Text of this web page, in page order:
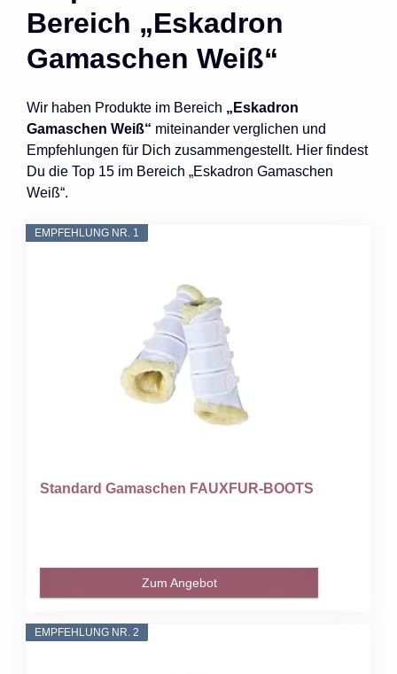
Bereich „Eskadron
Gamaschen Weiß“
Wir haben Produkte im Bereich „Eskadron
Gamaschen Weiß“ miteinander verglichen und
Empfehlungen für Dich zusammengestellt. Hier findest
Du die Top 15 im Bereich „Eskadron Gamaschen
Weiß“.
EMPFEHLUNG NR. 1
Standard Gamaschen FAUXFUR-BOOTS
Zum Angebot
EMPFEHLUNG NR. 2